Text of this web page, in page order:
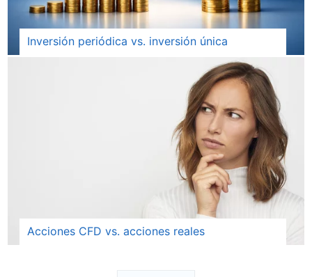
Inversión periódica vs. inversión única
Acciones CFD vs. acciones reales